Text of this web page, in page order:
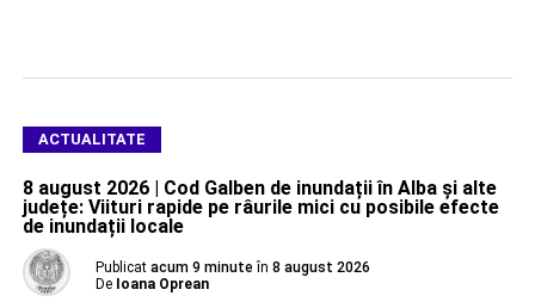
ACTUALITATE
8 august 2026 | Cod Galben de inundații în Alba și alte
județe: Viituri rapide pe râurile mici cu posibile efecte
de inundații locale
Publicat acum 9 minute în 8 august 2026
De Ioana Oprean